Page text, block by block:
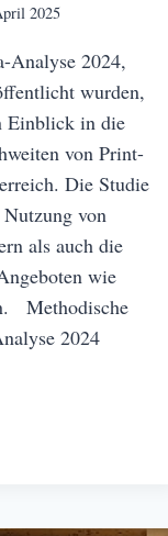
2025
Analyse 2024,
wurden,
Einblick in die
von Print-
Die Studie
von
als auch die
wie
Methodische
2024